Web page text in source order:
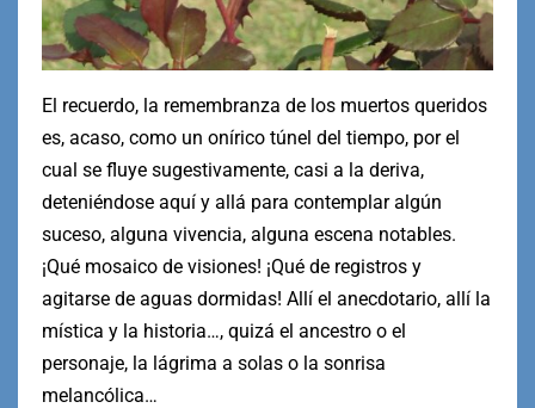
El recuerdo, la remembranza de los muertos queridos
es, acaso, como un onírico túnel del tiempo, por el
cual se fluye sugestivamente, casi a la deriva,
deteniéndose aquí y allá para contemplar algún
suceso, alguna vivencia, alguna escena notables.
¡Qué mosaico de visiones! ¡Qué de registros y
agitarse de aguas dormidas! Allí el anecdotario, allí la
mística y la historia…, quizá el ancestro o el
personaje, la lágrima a solas o la sonrisa
melancólica…